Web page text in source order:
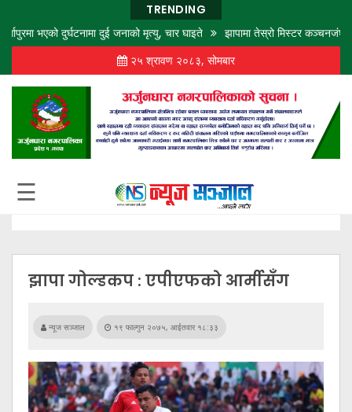
TRENDING
दुर्घटनामा दुई जनाको मृत्यु, चार घाइते
झापामा तेस्रो मिस्टर कञ्चनजंघा
२५ श्रावण २०८३, सोमबार
☰
झापा गोल्डकप : एपीएफको आर्मीसँग
न्यूज सञ्जाल १९ फाल्गुन २०७५, आईतवार १८:३३
पृष्ठ
समाज
विचार
शिक्षा
कला
खेलकुद
सूचना
प्रविधि